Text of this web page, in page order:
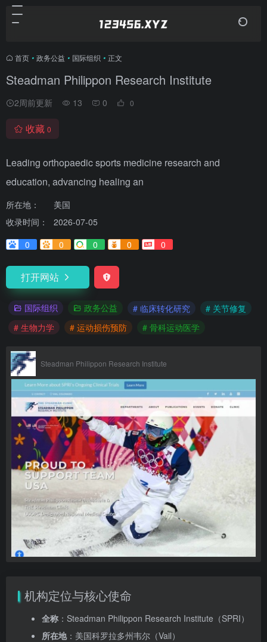
首页 • 政务公益 • 国际组织 • 正文
Steadman Philippon Research Institute
2周前更新 13 0 0
收藏 0
Leading orthopaedic sports medicine research and
education, advancing healing an
所在地：
美国
收录时间：
2026-07-05
0
0 0 0 0
打开网站
国际组织 政务公益 # 临床转化研究
# 关节修复
# 生物力学
# 运动损伤预防 # 骨科运动医学
Steadman Philippon Research Institute
机构定位与核心使命
全称 ：Steadman Philippon Research Institute（SPRI）
所在地：美国科罗拉多州韦尔（Vail）